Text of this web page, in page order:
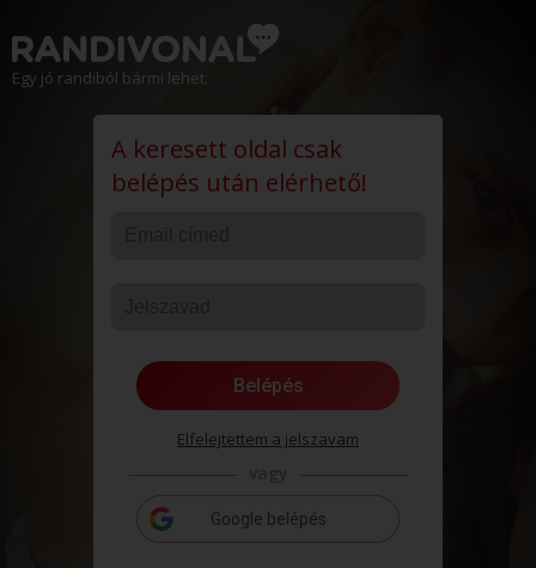
Egy jó randiból bármi lehet.
A keresett oldal csak
belépés után elérhető!
Belépés
Elfelejtettem a jelszavam
Google belépés